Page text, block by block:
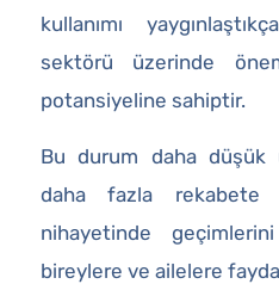
kullanımı
sektörü üzerinde
potansiyeline sahiptir.
Bu durum daha düşük
daha fazla
nihayetinde
bireylere ve ailelere